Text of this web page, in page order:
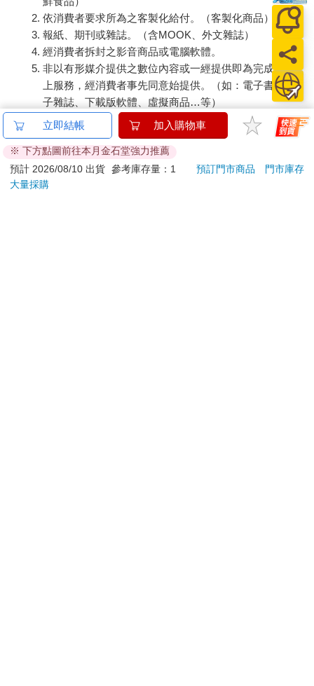
依消費者要求所為之客製化給付。（客製化商品）
報紙、期刊或雜誌。（含MOOK、外文雜誌）
經消費者拆封之影音商品或電腦軟體。
非以有形媒介提供之數位內容或一經提供即為完成之線
上服務，經消費者事先同意始提供。（如：電子書、電
子雜誌、下載版軟體、虛擬商品…等）
已拆封之個人衛生用品。（如：內衣褲、刮鬍刀、除毛
刀…等）
若非上列種類商品，均享有到貨7天的猶豫期（含例假
日）。
辦理退換貨時，商品（組合商品恕無法接受單獨退貨）必須
立即結帳 加入購物車
※ 下方點圖前往本月金石堂強力推薦
預計 2026/08/10 出貨 參考庫存量：1 預訂門市商品
門市庫存
大量採購